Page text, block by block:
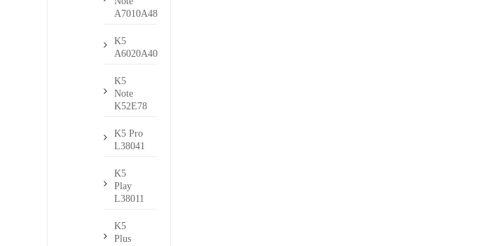
A7010A48
K5
A6020A40
K5
Note
K52E78
K5 Pro
L38041
K5
Play
L38011
K5
Plus